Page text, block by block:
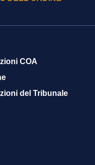
COA
del Tribunale